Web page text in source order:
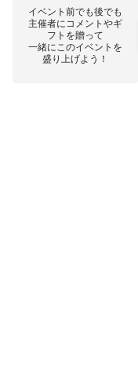
イベント前でも後でも
主催者にコメントやギ
フトを贈って
一緒にこのイベントを
盛り上げよう！